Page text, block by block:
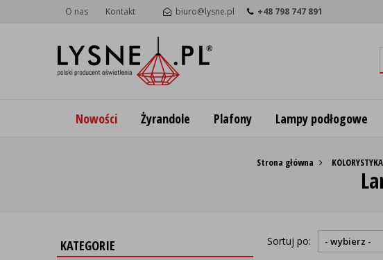
O nas Kontakt biuro@lysne.pl +48 798 747 891
Nowości Żyrandole Plafony Lampy podłogowe
Strona główna
KATEGORIE Sortuj po: